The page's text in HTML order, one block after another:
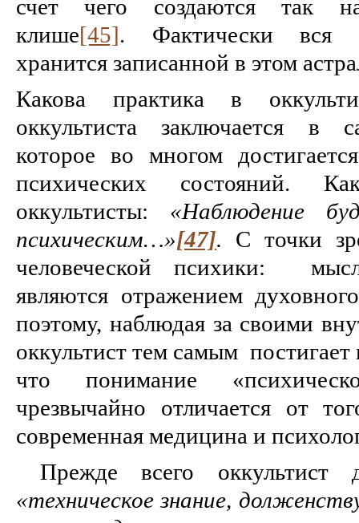
счет чего создаются так
клише[45]. Фактически вся
хранится записанной в этом
Какова практика в
оккультиста заключается в
которое во многом
психических состояний.
оккультисты: «Наблюдение
психическим…»[47]. С точки
человеческой психики:
являются отражением
поэтому, наблюдая за своими
оккультист тем самым
что понимание
чрезвычайно отличается от
современная медицина и
Прежде всего оккультист
«техническое знание,